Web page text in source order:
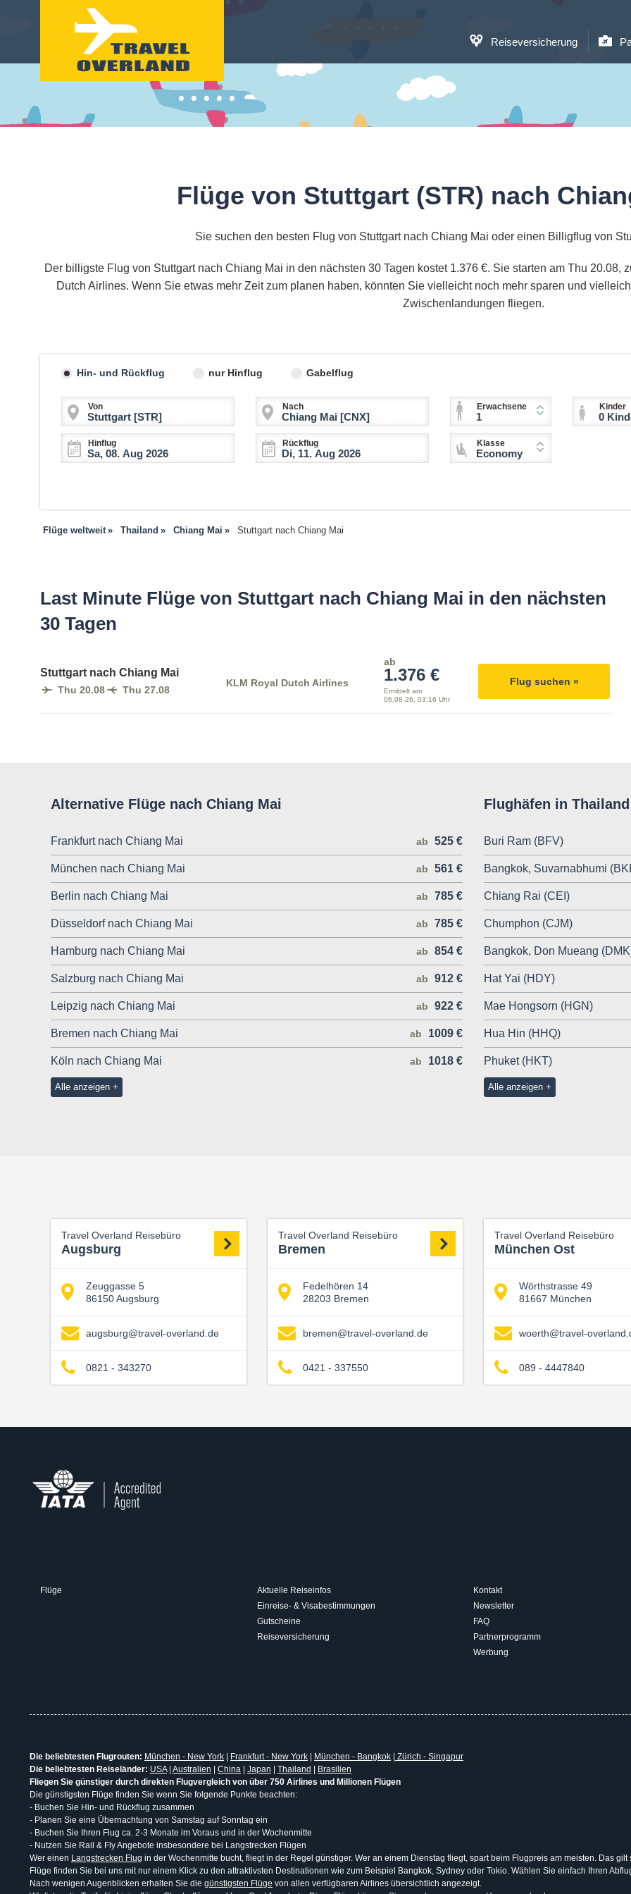
Reiseversicherung
Flüge von Stuttgart (STR) nach
Sie suchen den besten Flug von Stuttgart nach Chiang Mai oder einen Billigflug von
Der billigste Flug von Stuttgart nach Chiang Mai in den nächsten 30 Tagen kostet 1.376 €. Sie starten am Thu 20.08,
Dutch Airlines. Wenn Sie etwas mehr Zeit zum planen haben, könnten Sie vielleicht noch mehr sparen und
Zwischenlandungen fliegen.
Hin- und Rückflug nur Hinflug Gabelflug
Von Nach
Hinflug Rückflug
Erwachsene
1
Kinder
0 Kinder (2-11
Klasse
Economy
Flüge weltweit Thailand Chiang Mai Stuttgart nach Chiang Mai
Last Minute Flüge von Stuttgart nach Chiang Mai in den nächsten
30 Tagen
Stuttgart nach Chiang Mai
Thu 20.08 Thu 27.08
KLM Royal Dutch Airlines
ab
1.376 €
Ermittelt am
06.08.26, 03:16 Uhr
Flug suchen »
Alternative Flüge nach Chiang Mai
Frankfurt nach Chiang Mai ab 525 €
München nach Chiang Mai ab 561 €
Berlin nach Chiang Mai ab 785 €
Düsseldorf nach Chiang Mai ab 785 €
Hamburg nach Chiang Mai ab 854 €
Salzburg nach Chiang Mai ab 912 €
Leipzig nach Chiang Mai ab 922 €
Bremen nach Chiang Mai ab 1009 €
Köln nach Chiang Mai ab 1018 €
Alle anzeigen
Flughäfen in Thailand
Buri Ram (BFV)
Bangkok, Suvarnabhumi
Chiang Rai (CEI)
Chumphon (CJM)
Bangkok, Don Mueang
Hat Yai (HDY)
Mae Hongsorn (HGN)
Hua Hin (HHQ)
Phuket (HKT)
Alle anzeigen
Travel Overland Reisebüro
Augsburg
Zeuggasse 5
86150 Augsburg
augsburg@travel-overland.de
0821 - 343270
Travel Overland Reisebüro
Bremen
Fedelhören 14
28203 Bremen
bremen@travel-overland.de
0421 - 337550
Travel Overland Reisebüro
München Ost
Wörthstrasse 49
81667 München
woerth@travel-
089 - 4447840
Flüge
Aktuelle Reiseinfos
Einreise- & Visabestimmungen
Gutscheine
Reiseversicherung
Kontakt
Newsletter
FAQ
Partnerprogramm
Werbung
Die beliebtesten Flugrouten: München - New York | Frankfurt - New York | München - Bangkok | Zürich - Singapur
Die beliebtesten Reiseländer: USA| Australien | China | Japan | Thailand | Brasilien
Fliegen Sie günstiger durch direkten Flugvergleich von über 750 Airlines und Millionen Flügen
Die günstigsten Flüge finden Sie wenn Sie folgende Punkte beachten:
- Buchen Sie Hin- und Rückflug zusammen
- Planen Sie eine Übernachtung von Samstag auf Sonntag ein
- Buchen Sie Ihren Flug ca. 2-3 Monate im Voraus und in der Wochenmitte
- Nutzen Sie Rail & Fly Angebote insbesondere bei Langstrecken Flügen
Wer einen Langstrecken Flug in der Wochenmitte bucht, fliegt in der Regel günstiger. Wer an einem Dienstag fliegt, spart beim Flugpreis am meisten. Das
Flüge finden Sie bei uns mit nur einem Klick zu den attraktivsten Destinationen wie zum Beispiel Bangkok, Sydney oder Tokio. Wählen Sie einfach Ihren
Nach wenigen Augenblicken erhalten Sie die günstigsten Flüge von allen verfügbaren Airlines übersichtlich angezeigt.